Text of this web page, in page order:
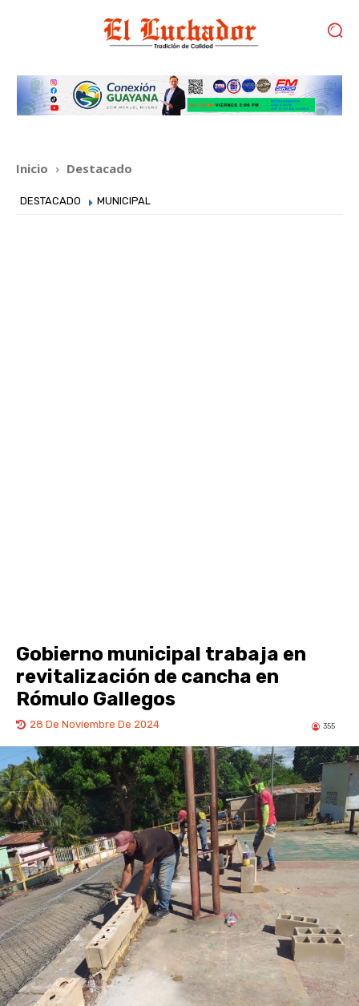
Inicio Destacado
DESTACADO MUNICIPAL
Gobierno municipal trabaja en
revitalización de cancha en
Rómulo Gallegos
28 De Noviembre De 2024 355